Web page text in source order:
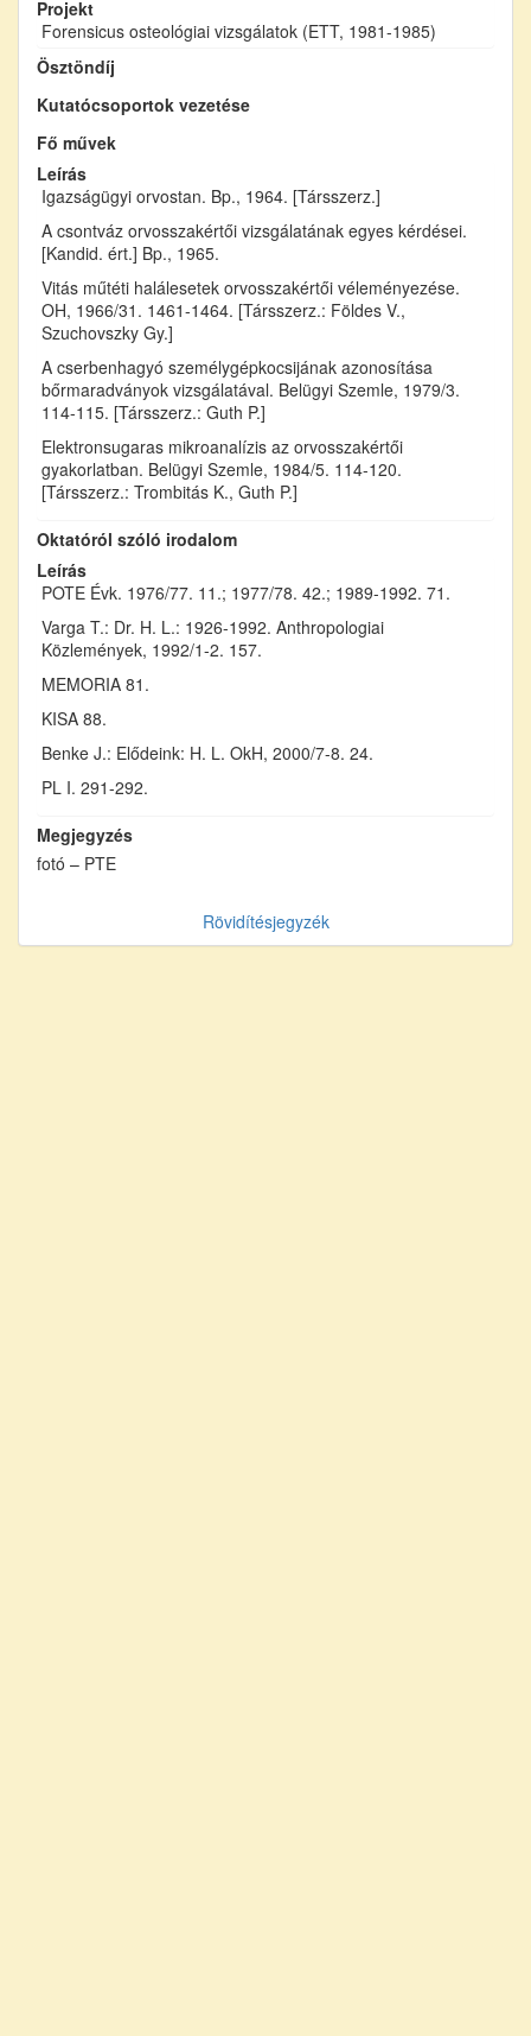
Projekt
Forensicus osteológiai vizsgálatok (ETT, 1981-1985)
Ösztöndíj
Kutatócsoportok vezetése
Fő művek
Leírás
Igazságügyi orvostan. Bp., 1964. [Társszerz.]
A csontváz orvosszakértői vizsgálatának egyes kérdései.
[Kandid. ért.] Bp., 1965.
Vitás műtéti halálesetek orvosszakértői véleményezése.
OH, 1966/31. 1461-1464. [Társszerz.: Földes V.,
Szuchovszky Gy.]
A cserbenhagyó személygépkocsijának azonosítása
bőrmaradványok vizsgálatával. Belügyi Szemle, 1979/3.
114-115. [Társszerz.: Guth P.]
Elektronsugaras mikroanalízis az orvosszakértői
gyakorlatban. Belügyi Szemle, 1984/5. 114-120.
[Társszerz.: Trombitás K., Guth P.]
Oktatóról szóló irodalom
Leírás
POTE Évk. 1976/77. 11.; 1977/78. 42.; 1989-1992. 71.
Varga T.: Dr. H. L.: 1926-1992. Anthropologiai
Közlemények, 1992/1-2. 157.
MEMORIA 81.
KISA 88.
Benke J.: Elődeink: H. L. OkH, 2000/7-8. 24.
PL I. 291-292.
Megjegyzés
fotó – PTE
Rövidítésjegyzék